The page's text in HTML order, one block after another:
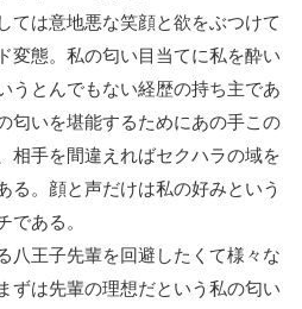
は意地悪な笑顔と欲をぶつけて
変態。私の匂い目当てに私を酔い
うとんでもない経歴の持ち主であ
匂いを堪能するためにあの手この
相手を間違えればセクハラの域を
る。顔と声だけは私の好みという
である。
王子先輩を回避したくて様々な
ずは先輩の理想だという私の匂い